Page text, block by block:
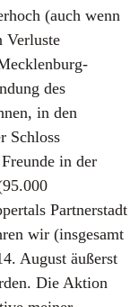
(auch wenn
Verluste
des
in den
Schloss
in der
Partnerstadt
wir (insgesamt
August äußerst
Die Aktion